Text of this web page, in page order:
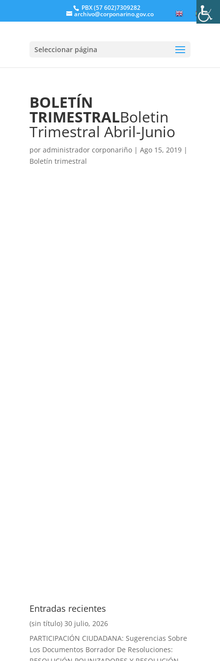
PBX (57 602)7309282
archivo@corponarino.gov.co
Seleccionar página
BOLETÍN
TRIMESTRALBoletin
Trimestral Abril-Junio
por administrador corponariño| Ago 15, 2019|
Boletín trimestral
Entradas recientes
(sin título) 30 julio, 2026
PARTICIPACIÓN CIUDADANA: Sugerencias Sobre
Los Documentos Borrador De Resoluciones:
ES